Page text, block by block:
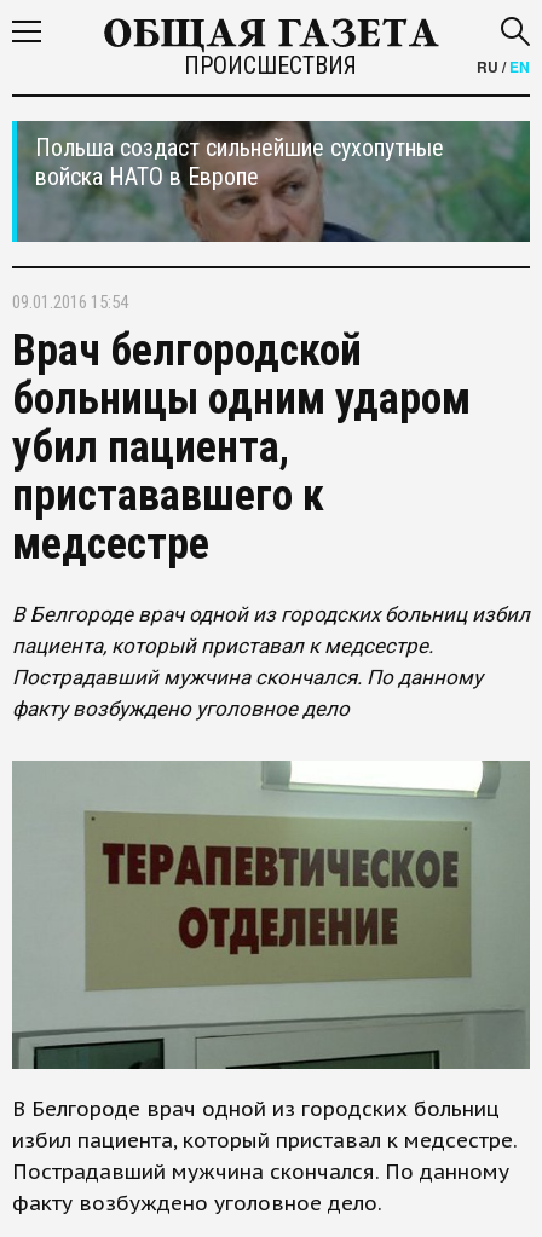
ПРОИСШЕСТВИЯ RU /EN
Польша создаст сильнейшие сухопутные
войска НАТО в Европе
09.01.2016 15:54
Врач белгородской
больницы одним ударом
убил пациента,
пристававшего к
медсестре
В Белгороде врач одной из городских больниц избил
пациента, который приставал к медсестре.
Пострадавший мужчина скончался. По данному
факту возбуждено уголовное дело
В Белгороде врач одной из городских больниц
избил пациента, который приставал к медсестре.
Пострадавший мужчина скончался. По данному
факту возбуждено уголовное дело.